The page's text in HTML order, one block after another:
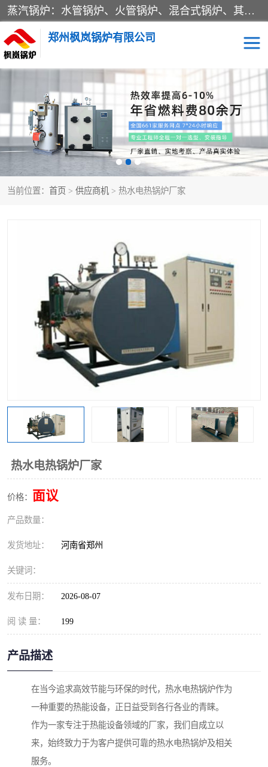
蒸汽锅炉：水管锅炉、火管锅炉、混合式锅炉、其他蒸汽锅炉； 热水锅炉：家用型集中供暖用热水锅炉、其他热水锅炉； 有机热载体锅炉； 船用蒸汽锅炉； （锅炉用辅助设备及装置）蒸汽冷凝器：表面冷凝器、混合式冷凝器、空冷式冷凝器、其他蒸汽冷凝器； 锅炉用辅助设备：节热器、蒸汽收集器、蓄能器、烟垢清除器、气体回收器、泥渣刮除器、空气预热器、其他锅炉用辅助设备；
郑州枫岚锅炉有限公司
当前位置： 首页 > 供应商机 > 热水电热锅炉厂家
热水电热锅炉厂家
价格： 面议
产品数量：
发货地址： 河南省郑州
关键词：
发布日期： 2026-08-07
阅 读 量： 199
产品描述
在当今追求高效节能与环保的时代，热水电热锅炉作为
一种重要的热能设备，正日益受到各行各业的青睐。
作为一家专注于热能设备领域的厂家，我们自成立以
来，始终致力于为客户提供可靠的热水电热锅炉及相关
服务。